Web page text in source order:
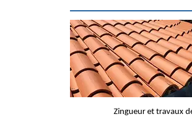
Zingueur et travaux